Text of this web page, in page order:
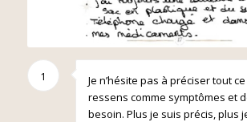
1
Je n’hésite pas à préciser tout
ressens comme symptômes et
besoin. Plus je suis précis, plus